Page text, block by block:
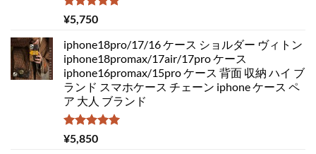
5段階中
5.00
¥5,750
iphone18pro/17/16 ケース ショルダー ヴィトン
iphone18promax/17air/17pro ケース
iphone16promax/15pro ケース 背面 収納 ハイ ブ
ランド スマホケース チェーン iphone ケース ペ
ア 大人 ブランド
5段階中
5.00
¥5,850